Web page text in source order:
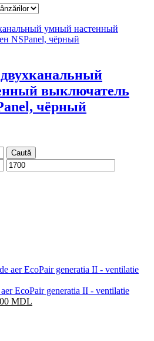
выключатель
чёрный
Caută
Preț
maxim
EcoPair generatia II - ventilatie
MDL